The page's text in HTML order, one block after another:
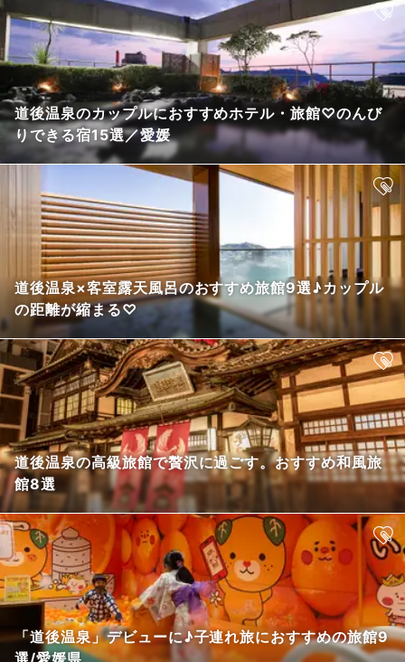
道後温泉のカップルにおすすめホテル・旅館♡のんび
りできる宿15選／愛媛
道後温泉×客室露天風呂のおすすめ旅館9選♪カップル
の距離が縮まる♡
道後温泉の高級旅館で贅沢に過ごす。おすすめ和風旅
館8選
「道後温泉」デビューに♪子連れ旅におすすめの旅館9
選/愛媛県